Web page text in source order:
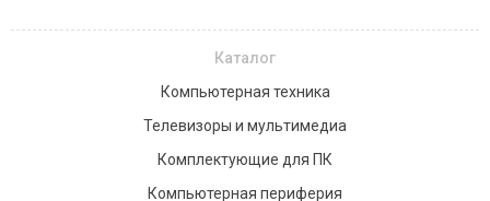
Каталог
Компьютерная техника
Телевизоры и мультимедиа
Комплектующие для ПК
Компьютерная периферия